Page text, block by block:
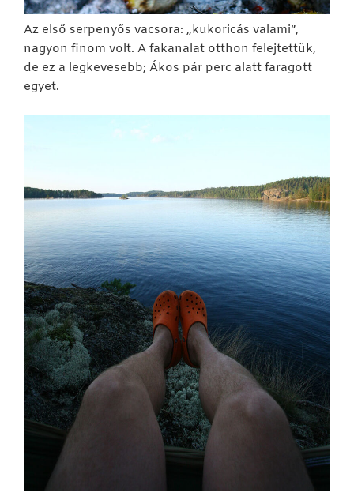
Az első serpenyős vacsora: „kukoricás valami”,
nagyon finom volt. A fakanalat otthon felejtettük,
de ez a legkevesebb; Ákos pár perc alatt faragott
egyet.